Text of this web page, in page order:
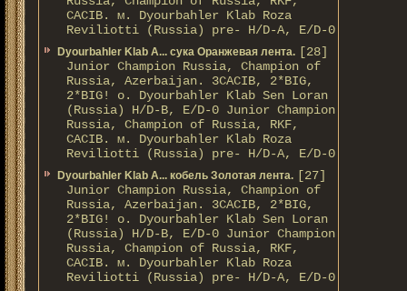
CACIB. м. Dyourbahler Klab Roza
Reviliotti (Russia) pre- H/D-A, E/D-0
Dyourbahler Klab A... сука Оранжевая лента. [28]
Junior Champion Russia, Champion of
Russia, Azerbaijan. 3CACIB, 2*BIG,
2*BIG! о. Dyourbahler Klab Sen Loran
(Russia) H/D-B, E/D-0 Junior Champion
Russia, Champion of Russia, RKF,
CACIB. м. Dyourbahler Klab Roza
Reviliotti (Russia) pre- H/D-A, E/D-0
Dyourbahler Klab A... кобель Золотая лента. [27]
Junior Champion Russia, Champion of
Russia, Azerbaijan. 3CACIB, 2*BIG,
2*BIG! о. Dyourbahler Klab Sen Loran
(Russia) H/D-B, E/D-0 Junior Champion
Russia, Champion of Russia, RKF,
CACIB. м. Dyourbahler Klab Roza
Reviliotti (Russia) pre- H/D-A, E/D-0